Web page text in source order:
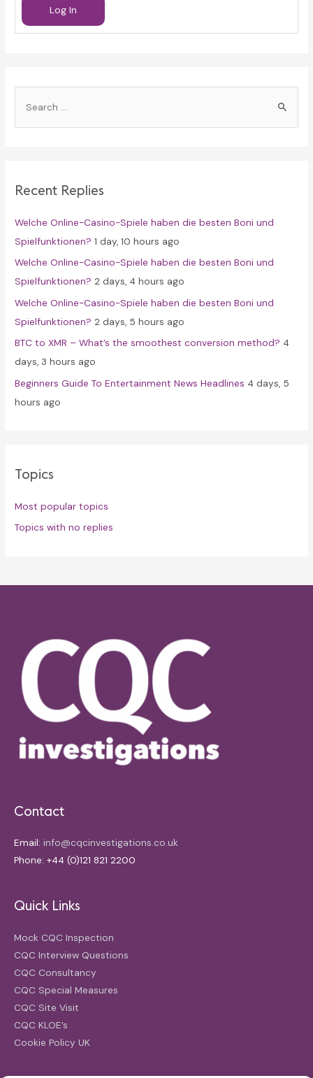
Log In
h
o
r
:
Recent Replies
Welche Online-Casino-Spiele haben die besten Boni und
Spielfunktionen? 1 day, 10 hours ago
Welche Online-Casino-Spiele haben die besten Boni und
Spielfunktionen? 2 days, 4 hours ago
Welche Online-Casino-Spiele haben die besten Boni und
Spielfunktionen? 2 days, 5 hours ago
BTC to XMR – What’s the smoothest conversion method? 4
days, 3 hours ago
Beginners Guide To Entertainment News Headlines 4 days, 5
hours ago
Topics
Most popular topics
Topics with no replies
Contact
Email: info@cqcinvestigations.co.uk
Phone: +44 (0)121 821 2200
Quick Links
Mock CQC Inspection
CQC Interview Questions
CQC Consultancy
CQC Special Measures
CQC Site Visit
CQC KLOE’s
Cookie Policy UK